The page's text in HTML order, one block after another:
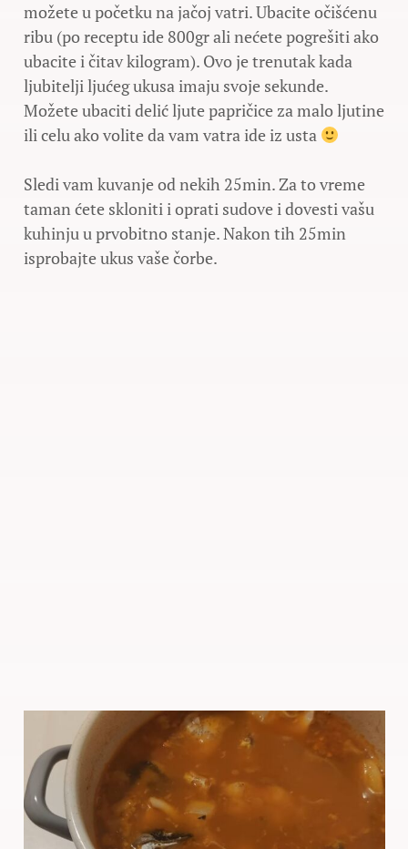
možete u početku na jačoj vatri. Ubacite očišćenu
ribu (po receptu ide 800gr ali nećete pogrešiti ako
ubacite i čitav kilogram). Ovo je trenutak kada
ljubitelji ljućeg ukusa imaju svoje sekunde.
Možete ubaciti delić ljute papričice za malo ljutine
ili celu ako volite da vam vatra ide iz usta
Sledi vam kuvanje od nekih 25min. Za to vreme
taman ćete skloniti i oprati sudove i dovesti vašu
kuhinju u prvobitno stanje. Nakon tih 25min
isprobajte ukus vaše čorbe.